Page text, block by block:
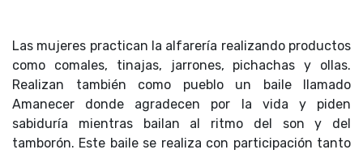
Las mujeres practican la alfarería realizando productos
como comales, tinajas, jarrones, pichachas y ollas.
Realizan también como pueblo un baile llamado
Amanecer donde agradecen por la vida y piden
sabiduría mientras bailan al ritmo del son y del
tamborón. Este baile se realiza con participación tanto